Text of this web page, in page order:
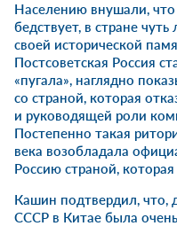
Населению внушали,
бедствует, в стране
своей исторической
Постсоветская Россия
«пугала», наглядно
со страной, которая
и руководящей роли
Постепенно такая
века возобладала
Россию страной,
Кашин подтвердил, что,
СССР в Китае была